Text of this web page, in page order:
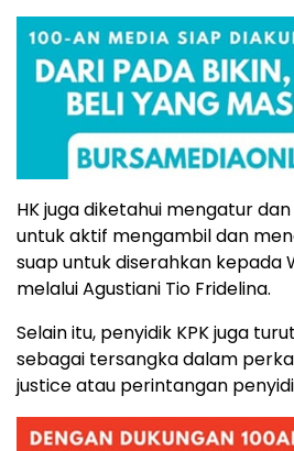
HK juga diketahui mengatur
untuk aktif mengambil dan
suap untuk diserahkan kepada
melalui Agustiani Tio Fridelina.
Selain itu, penyidik KPK juga
sebagai tersangka dalam
justice atau perintangan